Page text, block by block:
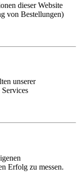
dieser Website
von Bestellungen)
unserer
Services
Erfolg zu messen.